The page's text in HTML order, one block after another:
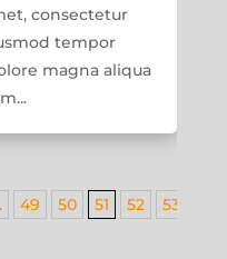
consectetur
tempor
magna aliqua
49 50 51 52 53